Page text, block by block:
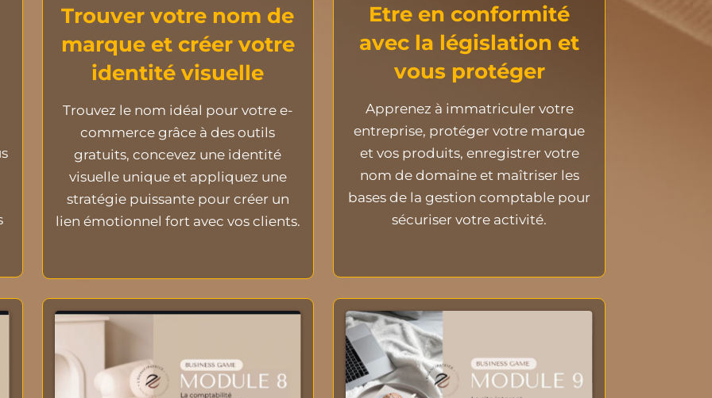
Trouver votre nom de
marque et créer votre
identité visuelle
Trouvez le nom idéal pour votre e-
commerce grâce à des outils
gratuits, concevez une identité
visuelle unique et appliquez une
stratégie puissante pour créer un
lien émotionnel fort avec vos clients.
Etre en conformité
avec la législation et
vous protéger
Apprenez à immatriculer votre
entreprise, protéger votre marque
et vos produits, enregistrer votre
nom de domaine et maîtriser les
bases de la gestion comptable pour
sécuriser votre activité.